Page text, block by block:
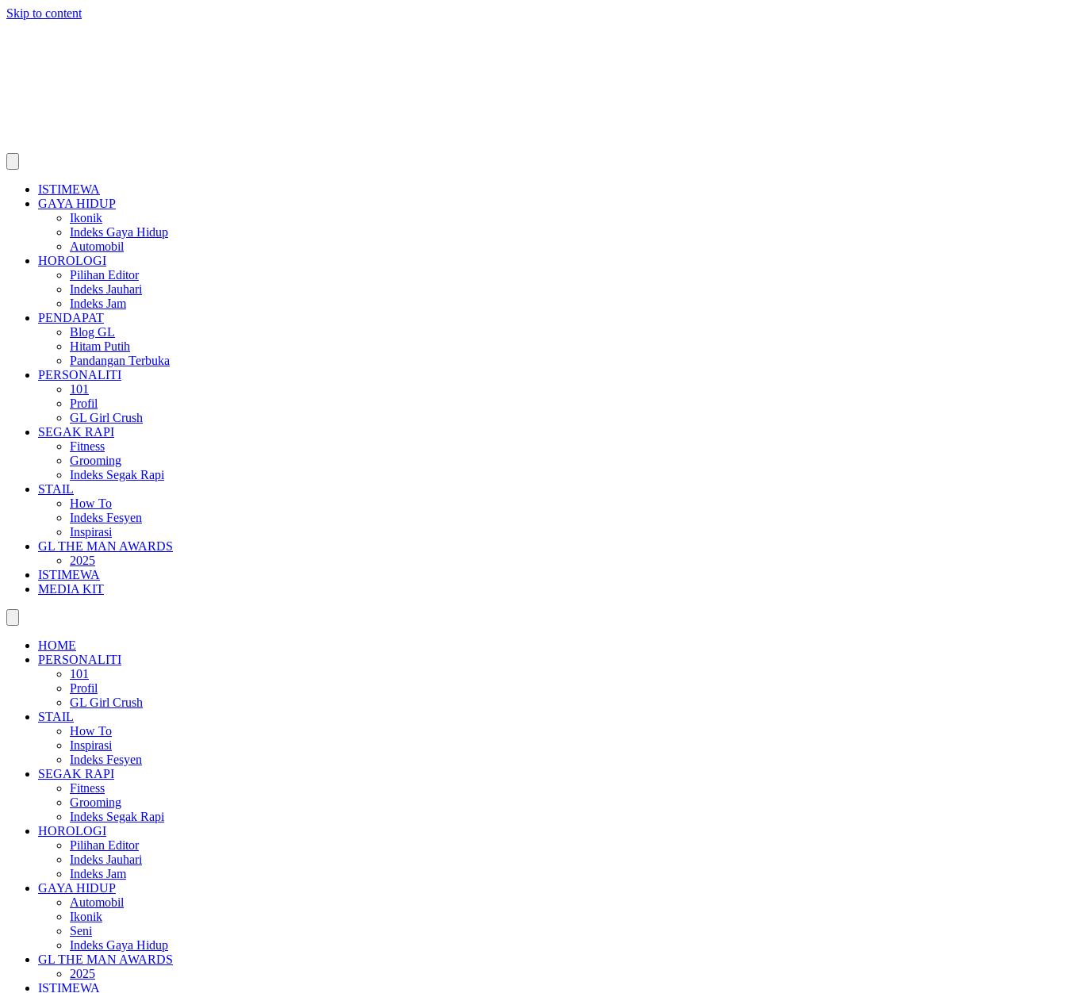
Skip to content
ISTIMEWA
GAYA HIDUP
Ikonik
Indeks Gaya Hidup
Automobil
HOROLOGI
Pilihan Editor
Indeks Jauhari
Indeks Jam
PENDAPAT
Blog GL
Hitam Putih
Pandangan Terbuka
PERSONALITI
101
Profil
GL Girl Crush
SEGAK RAPI
Fitness
Grooming
Indeks Segak Rapi
STAIL
How To
Indeks Fesyen
Inspirasi
GL THE MAN AWARDS
2025
ISTIMEWA
MEDIA KIT
HOME
PERSONALITI
101
Profil
GL Girl Crush
STAIL
How To
Inspirasi
Indeks Fesyen
SEGAK RAPI
Fitness
Grooming
Indeks Segak Rapi
HOROLOGI
Pilihan Editor
Indeks Jauhari
Indeks Jam
GAYA HIDUP
Automobil
Ikonik
Seni
Indeks Gaya Hidup
GL THE MAN AWARDS
2025
ISTIMEWA